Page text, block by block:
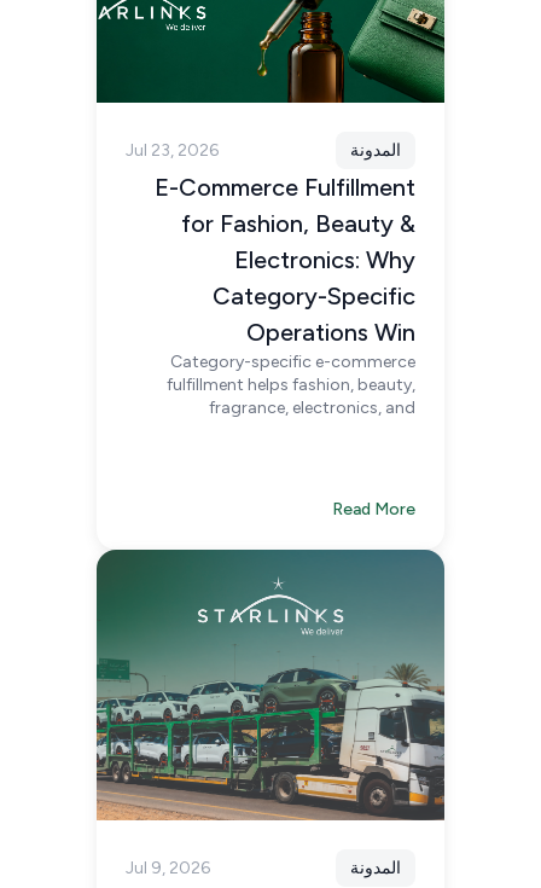
المدونة Jul 23, 2026
E-Commerce Fulfillment
for Fashion, Beauty &
Electronics: Why
Category-Specific
Operations Win
Category-specific e-commerce
fulfillment helps fashion, beauty,
fragrance, electronics, and
across Saudi Arabia.
Read More
المدونة Jul 9, 2026